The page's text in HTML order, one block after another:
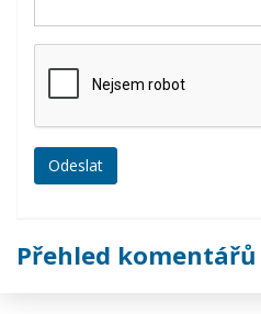
Přehled komentářů